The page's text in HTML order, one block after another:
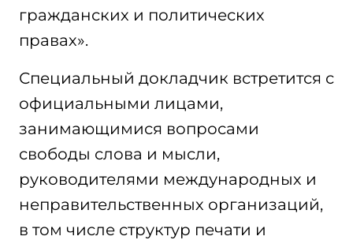
гражданских и политических
правах».
Специальный докладчик встретится с
официальными лицами,
занимающимися вопросами
свободы слова и мысли,
руководителями международных и
неправительственных организаций,
в том числе структур печати и